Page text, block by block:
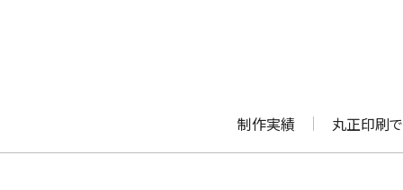
制作実績 丸正印刷